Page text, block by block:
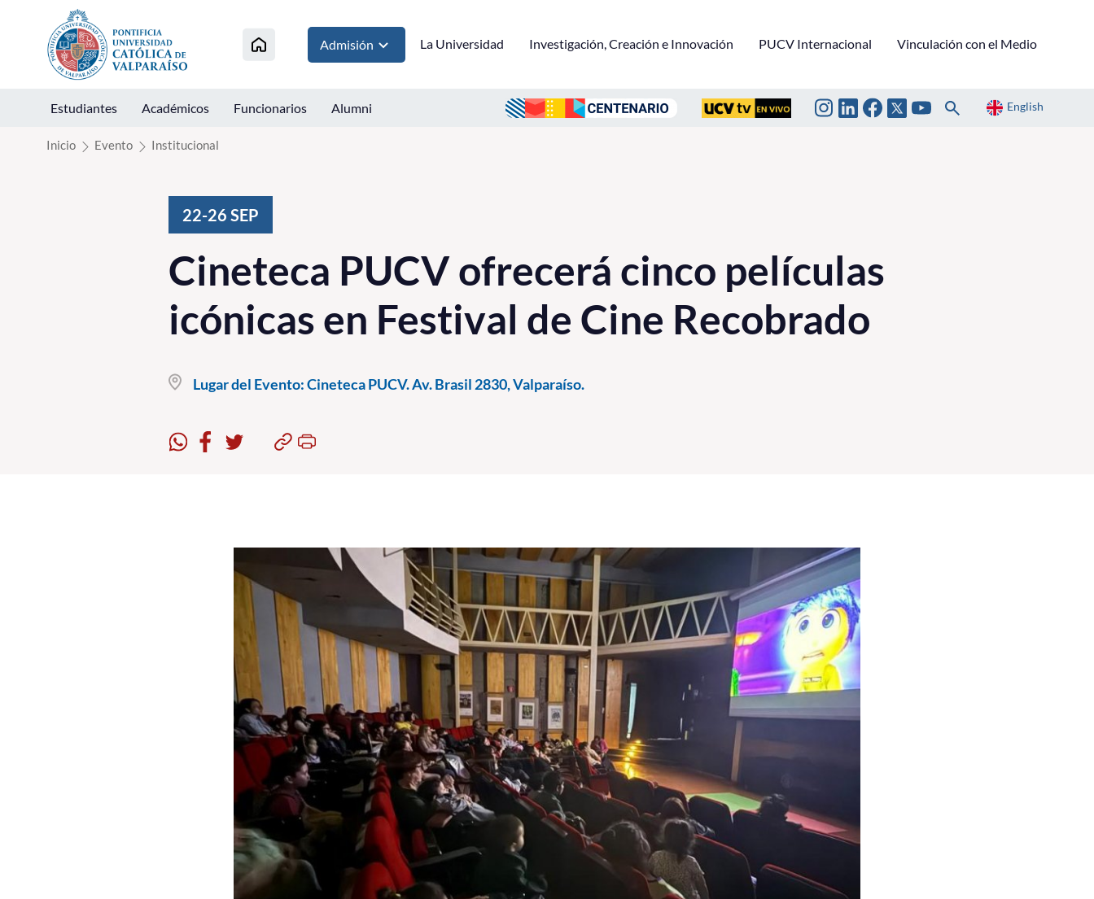
Click acá para ir directamente al contenido
Admisión La Universidad Investigación, Creación e Innovación PUCV Internacional Vinculación con el Medio
Estudiantes Académicos Funcionarios Alumni English
Inicio Evento Institucional
22-26 SEP
Cineteca PUCV ofrecerá cinco películas
icónicas en Festival de Cine Recobrado
Lugar del Evento:Cineteca PUCV. Av. Brasil 2830, Valparaíso.